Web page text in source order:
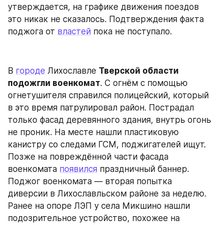
утверждается, на графике движения поездов
это никак не сказалось. Подтверждения факта
поджога от властей пока не поступало.
В городе Лихославле Тверской области
подожгли военкомат. С огнём с помощью
огнетушителя справился полицейский, который
в это время патрулировал район. Пострадал
только фасад деревянного здания, внутрь огонь
не проник. На месте нашли пластиковую
канистру со следами ГСМ, поджигателей ищут.
Позже на повреждённой части фасада
военкомата появился праздничный баннер.
Поджог военкомата — вторая попытка
диверсии в Лихославльском районе за неделю.
Ранее на опоре ЛЭП у села Микшино нашли
подозрительное устройство, похожее на